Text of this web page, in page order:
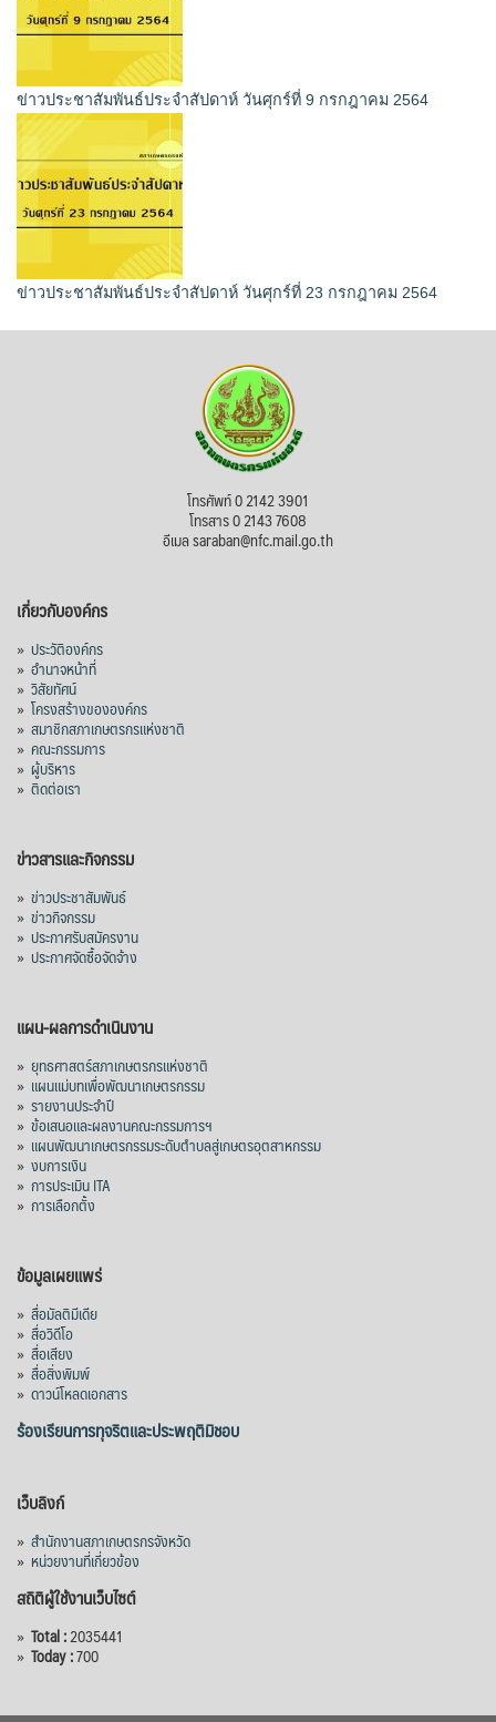
ข่าวประชาสัมพันธ์ประจำสัปดาห์ วันศุกร์ที่ 9 กรกฎาคม 2564
ข่าวประชาสัมพันธ์ประจำสัปดาห์ วันศุกร์ที่ 23 กรกฎาคม 2564
โทรศัพท์ 0 2142 3901
โทรสาร 0 2143 7608
อีเมล saraban@nfc.mail.go.th
เกี่ยวกับองค์กร
» ประวัติองค์กร
» อำนาจหน้าที่
» วิสัยทัศน์
» โครงสร้างขององค์กร
» สมาชิกสภาเกษตรกรแห่งชาติ
» คณะกรรมการ
» ผู้บริหาร
» ติดต่อเรา
ข่าวสารและกิจกรรม
» ข่าวประชาสัมพันธ์
» ข่าวกิจกรรม
» ประกาศรับสมัครงาน
» ประกาศจัดซื้อจัดจ้าง
แผน-ผลการดำเนินงาน
» ยุทธศาสตร์สภาเกษตรกรแห่งชาติ
» แผนแม่บทเพื่อพัฒนาเกษตรกรรม
» รายงานประจำปี
» ข้อเสนอและผลงานคณะกรรมการฯ
» แผนพัฒนาเกษตรกรรมระดับตำบลสู่เกษตรอุตสาหกรรม
» งบการเงิน
» การประเมิน ITA
» การเลือกตั้ง
ข้อมูลเผยแพร่
» สื่อมัลติมีเดีย
» สื่อวิดีโอ
» สื่อเสียง
» สื่อสิ่งพิมพ์
» ดาวน์โหลดเอกสาร
ร้องเรียนการทุจริตและประพฤติมิชอบ
เว็บลิงก์
» สำนักงานสภาเกษตรกรจังหวัด
» หน่วยงานที่เกี่ยวข้อง
สถิติผู้ใช้งานเว็บไซต์
» Total :2035441
» Today :700